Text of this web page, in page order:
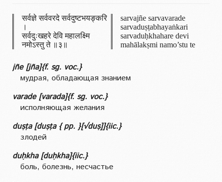
सर्वज्ञे सर्ववरदे सर्वदुष्टभयङ्करि
।
सर्वदुःखहरे देवि महालक्ष्मि
नमोऽस्तु ते ॥३॥
sarvajñe sarvavarade
sarvaduṣṭabhayaṅkari
sarvaduḥkhahare devi
mahālakṣmi namo’stu te
jñe [jña]{f. sg. voc.}
мудрая, обладающая знанием
varade [varada]{f. sg. voc.}
исполняющая желания
duṣṭa [duṣṭa { pp. }[√duṣ]]{iic.}
злодей
duḥkha [duḥkha]{iic.}
боль, болезнь, несчастье